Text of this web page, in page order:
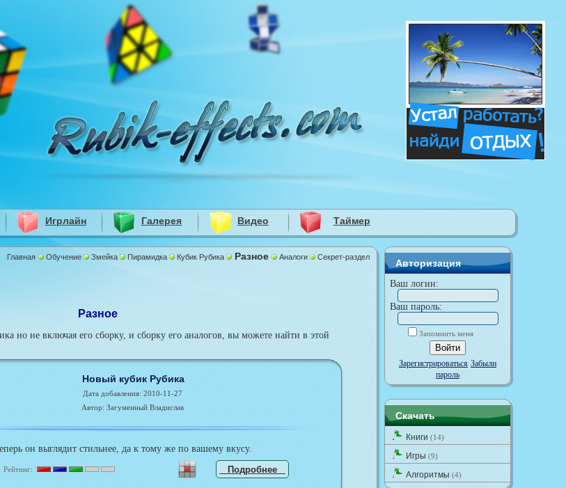
Игрлайн Галерея Видео Таймер
Главная Обучение Змейка Пирамидка Кубик Рубика Разное Аналоги Секрет-раздел
Разное
но не включая его сборку, и сборку его аналогов, вы можете найти в этой
Новый кубик Рубика
Дата добавления: 2010-11-27
Автор: Загуменный Владислав
он выглядит стильнее, да к тому же по вашему вкусу.
Подробнее
Авторизация
Ваш логин:
Ваш пароль:
Запомнить меня
Зарегистрироваться Забыли
пароль
Скачать
Книги(14)
Игры(9)
Алгоритмы(4)